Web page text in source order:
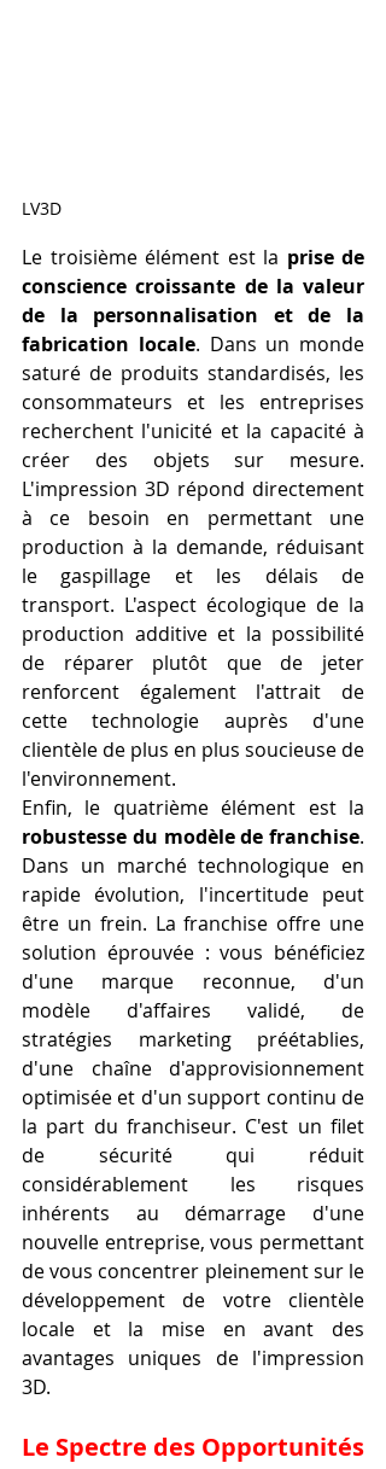
LV3D
Le troisième élément est la prise de
conscience croissante de la valeur
de la personnalisation et de la
fabrication locale. Dans un monde
saturé de produits standardisés, les
consommateurs et les entreprises
recherchent l'unicité et la capacité à
créer des objets sur mesure.
L'impression 3D répond directement
à ce besoin en permettant une
production à la demande, réduisant
le gaspillage et les délais de
transport. L'aspect écologique de la
production additive et la possibilité
de réparer plutôt que de jeter
renforcent également l'attrait de
cette technologie auprès d'une
clientèle de plus en plus soucieuse de
l'environnement.
robustesse du modèle de franchise.
Dans un marché technologique en
rapide évolution, l'incertitude peut
être un frein. La franchise offre une
solution éprouvée : vous bénéficiez
d'une marque reconnue, d'un
modèle d'affaires validé, de
stratégies marketing préétablies,
d'une chaîne d'approvisionnement
optimisée et d'un support continu de
la part du franchiseur. C'est un filet
de sécurité qui réduit
considérablement les risques
inhérents au démarrage d'une
nouvelle entreprise, vous permettant
de vous concentrer pleinement sur le
développement de votre clientèle
locale et la mise en avant des
avantages uniques de l'impression
3D.
Le Spectre des Opportunités